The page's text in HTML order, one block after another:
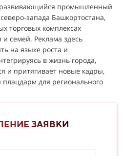
промышленный
запада Башкортостана,
торговых комплексах
семей. Реклама здесь
на языке роста и
в жизнь города,
и притягивает новые кадры,
для регионального
ЗАЯВКИ